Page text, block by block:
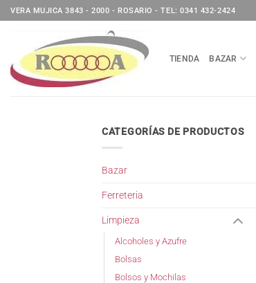
Saltar
al
VERA MUJICA 3843 - 2000 - ROSARIO - TEL: 0341 432-2424
TIENDA BAZAR
CATEGORÍAS DE PRODUCTOS
Bazar
Ferreteria
Limpieza
Alcoholes y Azufre
Bolsas
Bolsos y Mochilas